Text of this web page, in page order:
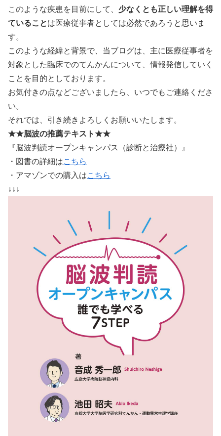
このような疾患を目前にして、 少なくとも正しい理解を得
ていることは医療従事者としては必然であろうと思いま
す。
このような経緯と背景で、当ブログは、主に医療従事者を
対象とした臨床でのてんかんについて、情報発信していく
ことを目的としております。
お気付きの点などございましたら、いつでもご連絡くださ
い。
それでは、引き続きよろしくお願いいたします。
★★脳波の推薦テキスト★★
『脳波判読オープンキャンパス（診断と治療社）』
・図書の詳細はこちら
・アマゾンでの購入はこちら
↓↓↓